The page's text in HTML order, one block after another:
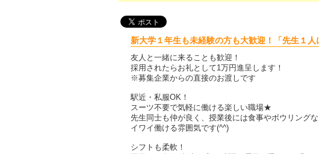
新大学１年生も未経験の方も大歓迎！「先生１
友人と一緒に来ることも歓迎！
採用されたらお礼として1万円進呈します！
※募集企業からの直接のお渡しです
駅近・私服OK！
スーツ不要で気軽に働ける楽しい職場★
先生同士も仲が良く、授業後には食事やボウリング
イワイ働ける雰囲気です(^^)
シフトも柔軟！